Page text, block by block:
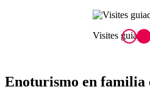
Visites guiades als cellers
Enoturismo en familia